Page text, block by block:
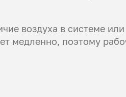
воздуха в системе или
медленно, поэтому